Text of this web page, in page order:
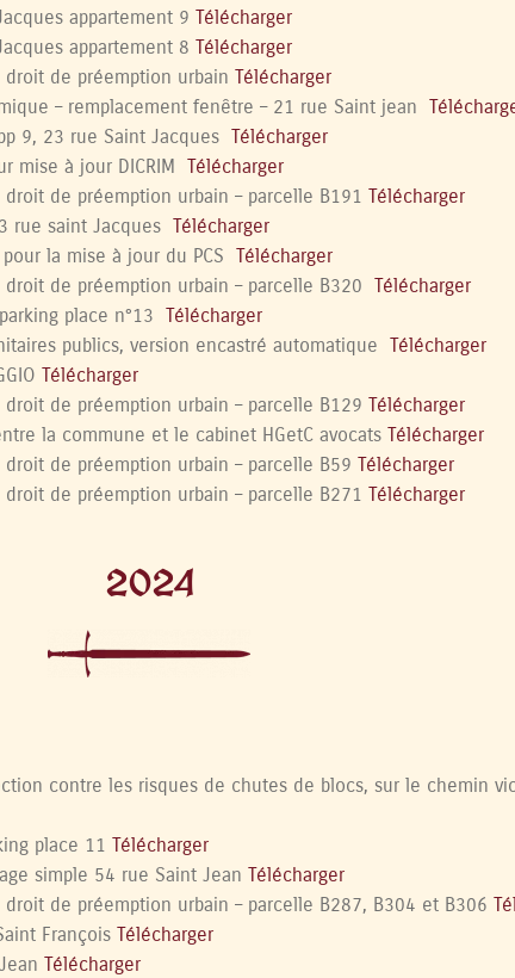
appartement 9 Télécharger
appartement 8 Télécharger
droit de préemption urbain Télécharger
– remplacement fenêtre – 21 rue Saint jean
9, 23 rue Saint Jacques Télécharger
mise à jour DICRIM Télécharger
de préemption urbain – parcelle B191 Télécharger
rue saint Jacques Télécharger
la mise à jour du PCS Télécharger
de préemption urbain – parcelle B320 Télécharger
place n°13 Télécharger
publics, version encastré automatique Télécharger
Télécharger
de préemption urbain – parcelle B129 Télécharger
la commune et le cabinet HGetC avocats Télécharger
de préemption urbain – parcelle B59 Télécharger
de préemption urbain – parcelle B271 Télécharger
2024
contre les risques de chutes de blocs, sur le chemin
place 11 Télécharger
simple 54 rue Saint Jean Télécharger
de préemption urbain – parcelle B287, B304 et B306
François Télécharger
Télécharger